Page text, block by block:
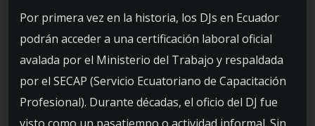
Por primera vez en la historia, los DJs en Ecuador
podrán acceder a una certificación laboral oficial
avalada por el Ministerio del Trabajo y respaldada
por el SECAP (Servicio Ecuatoriano de Capacitación
Profesional). Durante décadas, el oficio del DJ fue